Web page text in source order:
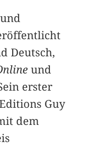
Deutsch,
und
erster
Guy
dem